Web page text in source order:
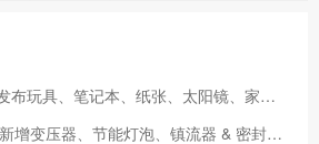
埃及贸易和⼯业部发布玩具、笔记本、纸张、太阳镜、家具和⼉童护理⽤品等强制标准 新标准2024 年7⽉5⽇开始实施
埃及GOEIC公告：新增变压器、节能灯泡、镇流器 & 密封电池第COI管控范围 新法令2022年5月21日起执行